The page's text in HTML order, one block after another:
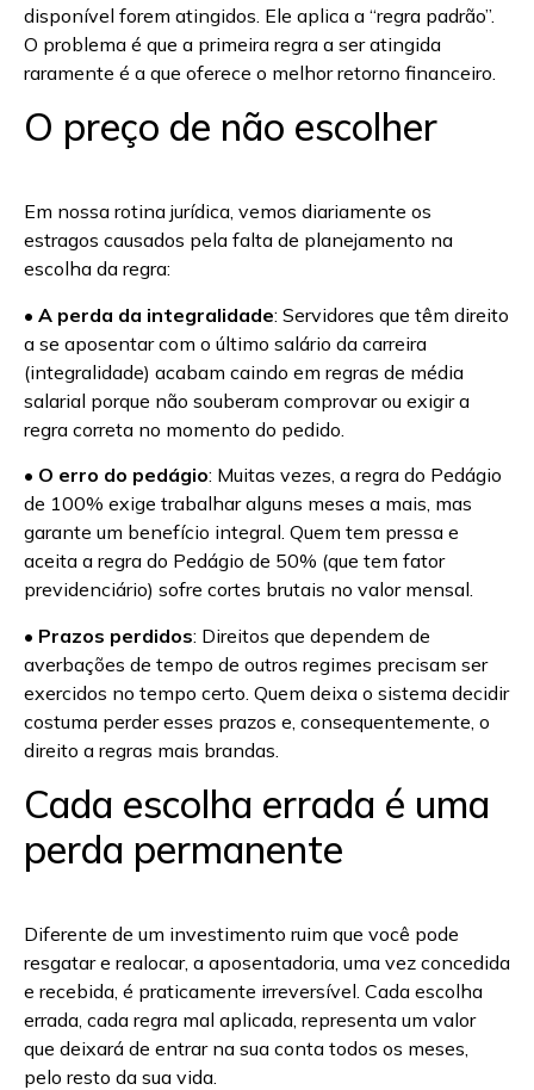
disponível forem atingidos. Ele aplica a “regra padrão”.
O problema é que a primeira regra a ser atingida
raramente é a que oferece o melhor retorno financeiro.
O preço de não escolher
Em nossa rotina jurídica, vemos diariamente os
estragos causados pela falta de planejamento na
escolha da regra:
• A perda da integralidade: Servidores que têm direito
a se aposentar com o último salário da carreira
(integralidade) acabam caindo em regras de média
salarial porque não souberam comprovar ou exigir a
regra correta no momento do pedido.
• O erro do pedágio: Muitas vezes, a regra do Pedágio
de 100% exige trabalhar alguns meses a mais, mas
garante um benefício integral. Quem tem pressa e
aceita a regra do Pedágio de 50% (que tem fator
previdenciário) sofre cortes brutais no valor mensal.
• Prazos perdidos: Direitos que dependem de
averbações de tempo de outros regimes precisam ser
exercidos no tempo certo. Quem deixa o sistema decidir
costuma perder esses prazos e, consequentemente, o
direito a regras mais brandas.
Cada escolha errada é uma
perda permanente
Diferente de um investimento ruim que você pode
resgatar e realocar, a aposentadoria, uma vez concedida
e recebida, é praticamente irreversível. Cada escolha
errada, cada regra mal aplicada, representa um valor
que deixará de entrar na sua conta todos os meses,
pelo resto da sua vida.